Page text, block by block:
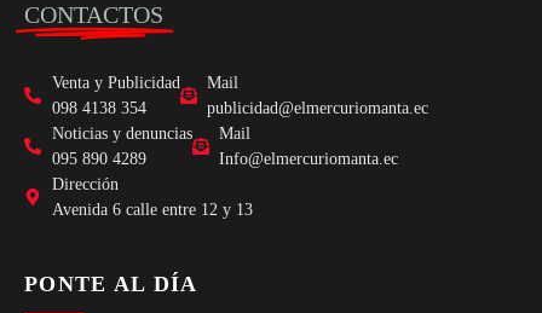
CONTACTOS
Venta y Publicidad
098 4138 354
Mail
publicidad@elmercuriomanta.ec
Noticias y denuncias
095 890 4289
Mail
Info@elmercuriomanta.ec
Dirección
Avenida 6 calle entre 12 y 13
PONTE AL DÍA